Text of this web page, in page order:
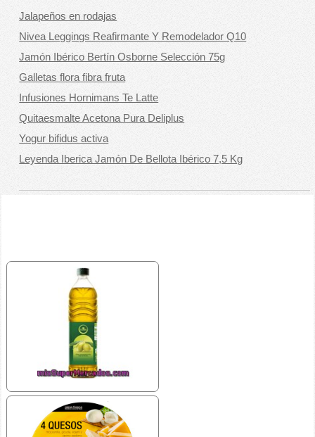
Jalapeños en rodajas
Nivea Leggings Reafirmante Y Remodelador Q10
Jamón Ibérico Bertín Osborne Selección 75g
Galletas flora fibra fruta
Infusiones Hornimans Te Latte
Quitaesmalte Acetona Pura Deliplus
Yogur bifidus activa
Leyenda Iberica Jamón De Bellota Ibérico 7,5 Kg